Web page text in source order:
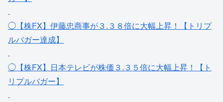
.
◯【株FX】伊藤忠商事が３.３８倍に大幅上昇！【トリプ
ルバガー達成】
.
◯【株FX】日本テレビが株価３.３５倍に大幅上昇！【ト
リプルバガー】
.